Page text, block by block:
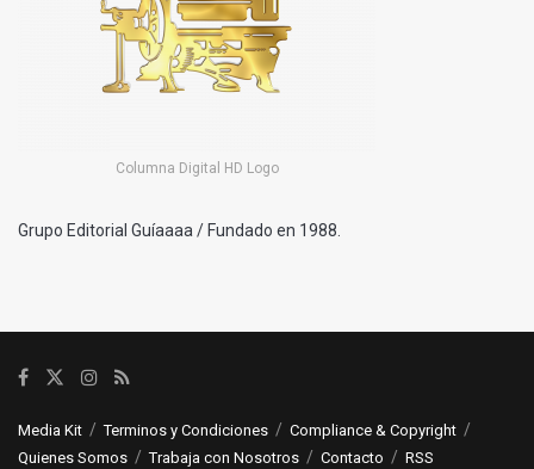
Columna Digital HD Logo
Grupo Editorial Guíaaaa / Fundado en 1988.
Media Kit Terminos y Condiciones
Compliance & Copyright
Quienes Somos
Trabaja con Nosotros Contacto RSS